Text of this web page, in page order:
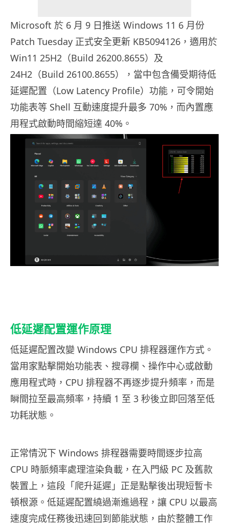
Microsoft 於 6 月 9 日推送 Windows 11 6 月份
Patch Tuesday 正式安全更新 KB5094126，適用於
Win11 25H2（Build 26200.8655）及
24H2（Build 26100.8655），當中包含備受期待低
延遲配置（Low Latency Profile）功能，可令開始
功能表等 Shell 互動速度提升最多 70%，而內置應
用程式啟動時間縮短達 40%。
低延遲配置運作原理
低延遲配置改變 Windows CPU 排程器運作方式。
當用家點擊開始功能表、搜尋欄、操作中心或啟動
應用程式時，CPU 排程器不再逐步提升頻率，而是
瞬間拉至最高頻率，持續 1 至 3 秒後立即回落至低
功耗狀態。
正常情況下 Windows 排程器需要時間逐步拉高
CPU 時脈頻率處理渲染負載，在入門級 PC 及舊款
裝置上，這段「爬升延遲」正是點擊後出現短暫卡
頓根源。低延遲配置繞過漸進過程，讓 CPU 以最高
速度完成任務後迅速回到節能狀態，由於整體工作